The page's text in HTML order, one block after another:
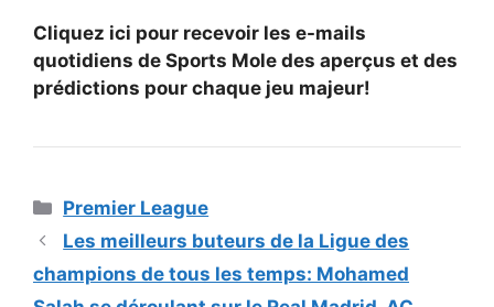
Cliquez ici pour recevoir les e-mails
quotidiens de Sports Mole des aperçus et des
prédictions pour chaque jeu majeur!
Catégories
Premier League
Les meilleurs buteurs de la Ligue des
champions de tous les temps: Mohamed